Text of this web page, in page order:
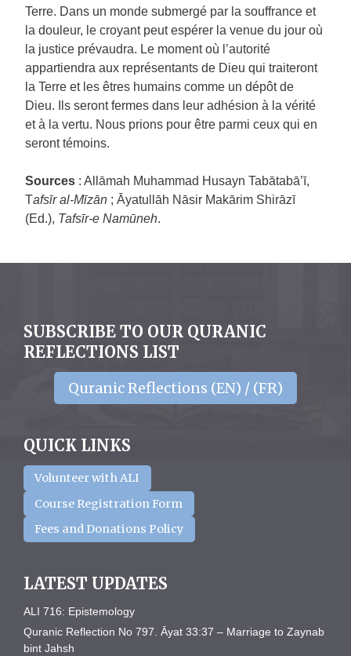
Terre. Dans un monde submergé par la souffrance et
la douleur, le croyant peut espérer la venue du jour où
la justice prévaudra. Le moment où l’autorité
appartiendra aux représentants de Dieu qui traiteront
la Terre et les êtres humains comme un dépôt de
Dieu. Ils seront fermes dans leur adhésion à la vérité
et à la vertu. Nous prions pour être parmi ceux qui en
seront témoins.
Sources : Allāmah Muhammad Husayn Tabātabā’ī,
Tafsīr al-Mīzān ; Āyatullāh Nāsir Makārim Shirāzī
(Ed.), Tafsīr-e Namūneh.
SUBSCRIBE TO OUR QURANIC
REFLECTIONS LIST
Quranic Reflections (EN) / (FR)
QUICK LINKS
Volunteer with ALI
Course Registration Form
Fees and Donations Policy
LATEST UPDATES
ALI 716: Epistemology
Quranic Reflection No 797. Āyat 33:37 – Marriage to Zaynab
bint Jahsh